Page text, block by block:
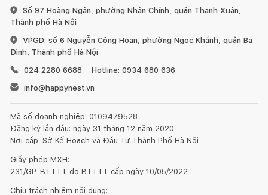
Số 97 Hoàng Ngân, phường Nhân Chính, quận Thanh Xuân,
Thành phố Hà Nội
VPGD: số 6 Nguyễn Công Hoan, phường Ngọc Khánh, quận Ba
Đình, Thành phố Hà Nội
024 2280 6688
Hotline: 0934 680 636
info@happynest.vn
Mã số doanh nghiệp: 0109479528
Đăng ký lần đầu: ngày 31 tháng 12 năm 2020
Nơi cấp: Sở Kế Hoạch và Đầu Tư Thành Phố Hà Nội
Giấy phép MXH:
231/GP-BTTTT do BTTTT cấp ngày 10/05/2022
Chịu trách nhiệm nội dung: